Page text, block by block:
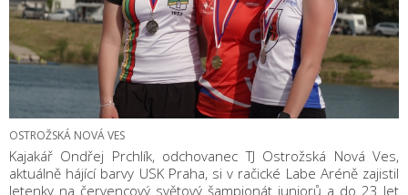
OSTROŽSKÁ NOVÁ VES
Kajakář Ondřej Prchlík, odchovanec TJ Ostrožská Nová Ves,
aktuálně hájící barvy USK Praha, si v račické Labe Aréně zajistil
letenky na červencový světový šampionát juniorů a do 23 let